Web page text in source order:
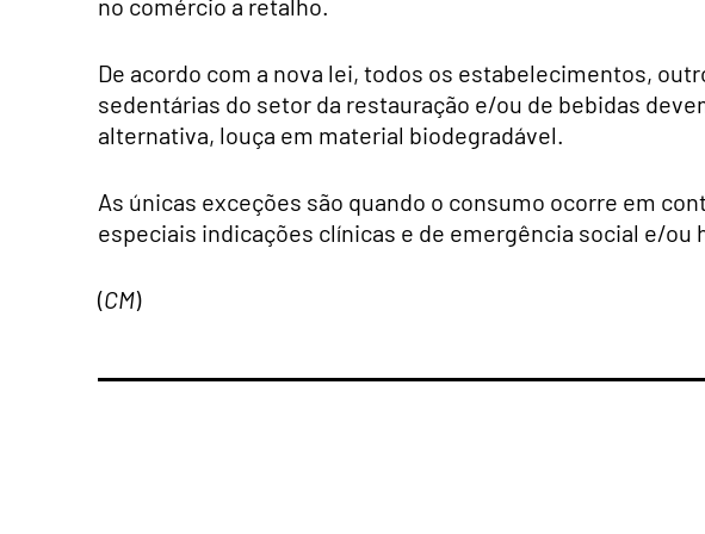
De acordo com a nova lei, todos os estabelecimentos,
sedentárias do setor da restauração e/ou de bebidas
alternativa, louça em material biodegradável.
As únicas exceções são quando o consumo ocorre em
especiais indicações clínicas e de emergência social e/ou
(CM)